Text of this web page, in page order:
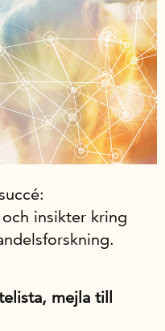
insikter kring
mejla till